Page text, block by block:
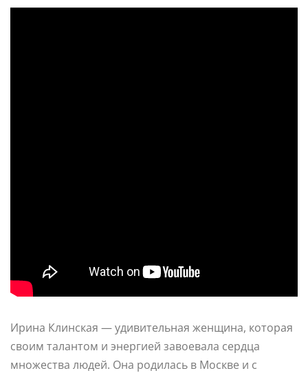
Ирина Клинская — удивительная женщина, которая
своим талантом и энергией завоевала сердца
множества людей. Она родилась в Москве и с